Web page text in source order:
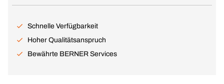
Schnelle Verfügbarkeit
Hoher Qualitätsanspruch
Bewährte BERNER Services